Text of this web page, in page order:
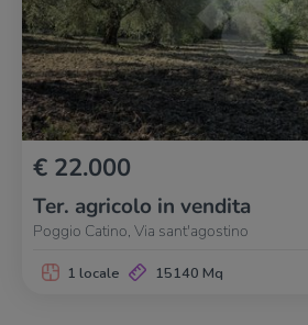
€ 22.000
Ter. agricolo in vendita
Poggio Catino, Via sant'agostino
1 locale 15140 Mq